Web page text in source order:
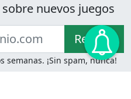
nuevos juegos
Recibir!
semanas. ¡Sin spam, nunca!